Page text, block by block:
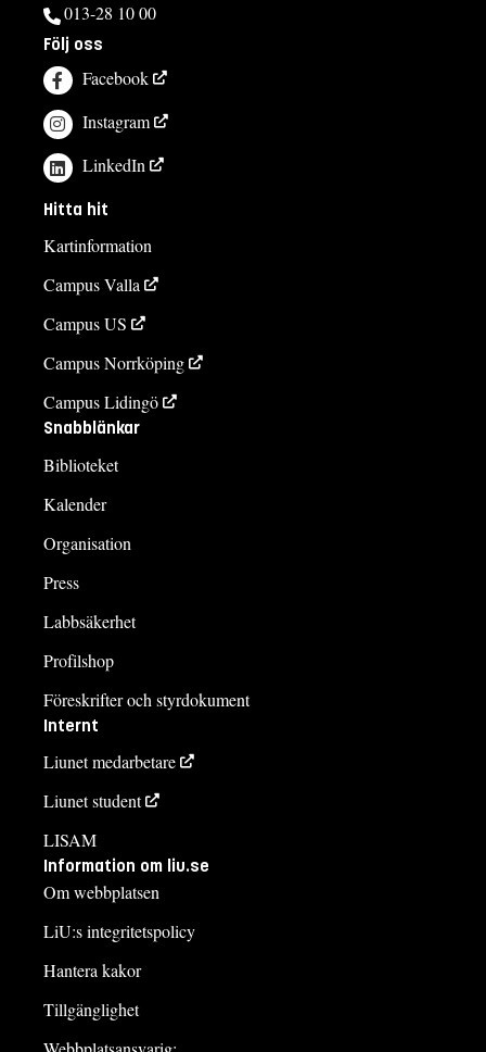
013-28 10 00
Följ oss
Facebook
Instagram
LinkedIn
Hitta hit
Kartinformation
Campus Valla
Campus US
Campus Norrköping
Campus Lidingö
Snabblänkar
Biblioteket
Kalender
Organisation
Press
Labbsäkerhet
Profilshop
Föreskrifter och styrdokument
Internt
Liunet medarbetare
Liunet student
LISAM
Information om liu.se
Om webbplatsen
LiU:s integritetspolicy
Hantera kakor
Tillgänglighet